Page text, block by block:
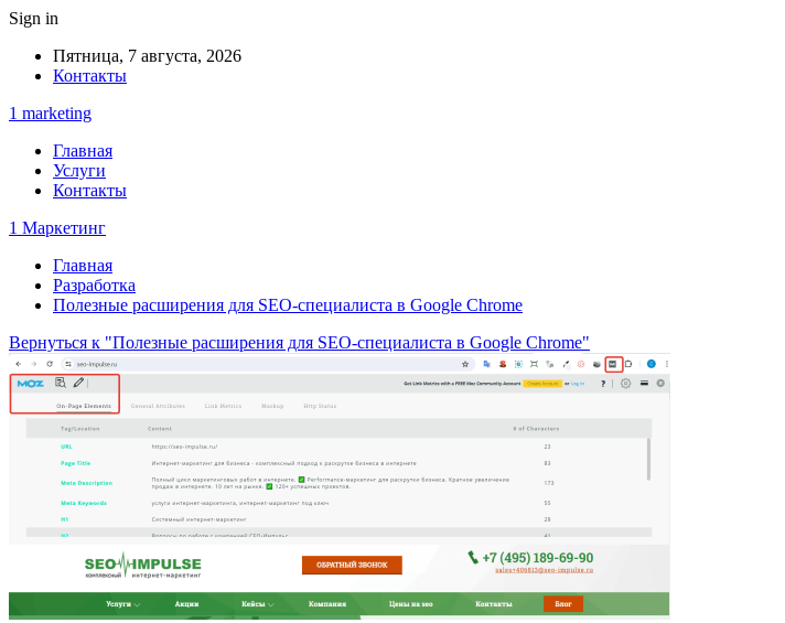
Sign in
Пятница, 7 августа, 2026
Контакты
1 marketing
Главная
Услуги
Контакты
1 Маркетинг
Главная
Разработка
Полезные расширения для SEO-специалиста в Google Chrome
Вернуться к "Полезные расширения для SEO-специалиста в Google Chrome"